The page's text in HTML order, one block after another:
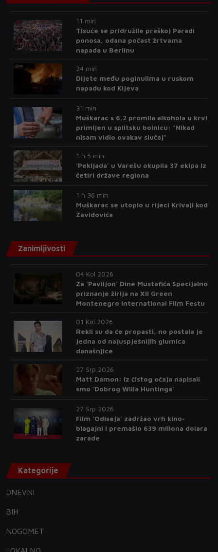
11 min
Tisuće se pridružile praškoj Paradi
ponosa, odana počast žrtvama
napada u Berlinu
24 min
Dijete među poginulima u ruskom
napadu kod Kijeva
31 min
Muškarac s 6,2 promila alkohola u krvi
primljen u splitsku bolnicu: "Nikad
nisam vidio ovakav slučaj"
1 h 5 min
'Pekijada' u Varešu okupila 37 ekipa iz
četiri države regiona
1 h 36 min
Muškarac se utopio u rijeci Krivaji kod
Zavidovića
Zanimljivosti
04 Kol 2026
Za 'Paviljon' Dine Mustafića Specijalno
priznanje žirija na XII Green
Montenegro International Film Festu
01 Kol 2026
Rekli su da će propasti, no postala je
jedna od najuspješnijih glumica
današnjice
27 Srp 2026
Matt Damon: Iz čistog očaja napisali
smo 'Dobrog Willa Huntinga'
27 Srp 2026
Film 'Odiseja' zadržao vrh kino-
blagajni i premašio 639 miliona dolara
zarade
Kategorije
DNEVNI
BIH
NOGOMET